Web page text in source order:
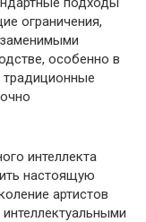
ограничения,
особенно в
традиционные
интеллекта
настоящую
артистов